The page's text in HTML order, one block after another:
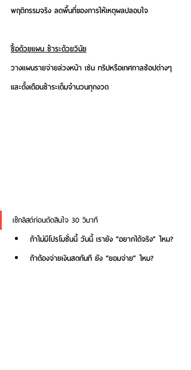
พฤติกรรมจริง ลดพื้นที่ของการให้เหตุผลปลอบใจ
ซื้อด้วยแผน ชำระด้วยวินัย
วางแผนรายจ่ายล่วงหน้า เช่น ทริปหรือเทศกาลช้อปต่างๆ
และตั้งเตือนชำระเต็มจำนวนทุกงวด
เช็กลิสต์ก่อนตัดสินใจ 30 วินาที
ถ้าไม่มีโปรโมชั่นนี้ วันนี้ เรายัง “อยากได้จริง” ไหม?
ถ้าต้องจ่ายเงินสดทันที ยัง “ยอมจ่าย” ไหม?